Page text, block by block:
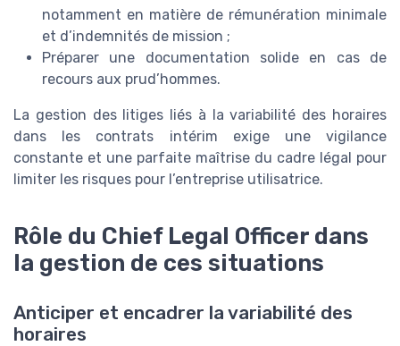
notamment en matière de rémunération minimale
et d’indemnités de mission ;
Préparer une documentation solide en cas de
recours aux prud’hommes.
La gestion des litiges liés à la variabilité des horaires
dans les contrats intérim exige une vigilance
constante et une parfaite maîtrise du cadre légal pour
limiter les risques pour l’entreprise utilisatrice.
Rôle du Chief Legal Officer dans
la gestion de ces situations
Anticiper et encadrer la variabilité des
horaires